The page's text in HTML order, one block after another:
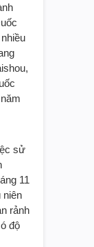
sử
11
niên
rảnh
độ